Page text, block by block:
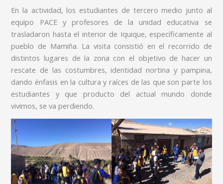
En la actividad, los estudiantes de tercero medio junto al
equipo PACE y profesores de la unidad educativa se
trasladaron hasta el interior de Iquique, específicamente al
pueblo de Mamiña. La visita consistió en el recorrido de
distintos lugares de la zona con el objetivo de hacer un
rescate de las costumbres, identidad nortina y pampina,
dando énfasis en la cultura y raíces de las que son parte los
estudiantes y que producto del actual mundo donde
vivimos, se va perdiendo.